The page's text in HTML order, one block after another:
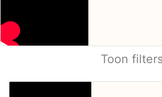
Toon